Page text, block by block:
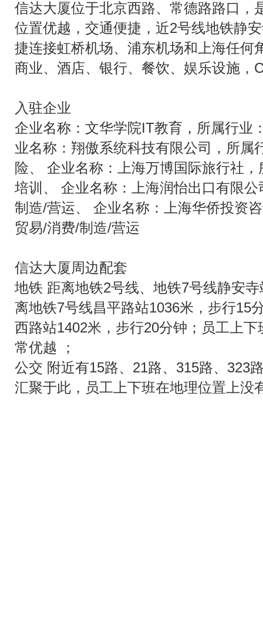
信达大厦位于北京西路、常德路路口，
位置优越，交通便捷，近2号线地铁静
捷连接虹桥机场、浦东机场和上海任何
商业、酒店、银行、餐饮、娱乐设施，
入驻企业
企业名称：文华学院IT教育，所属行业
业名称：翔傲系统科技有限公司，所属
险、 企业名称：上海万博国际旅行社
培训、 企业名称：上海润怡出口有限
制造/营运、 企业名称：上海华侨投资
贸易/消费/制造/营运
信达大厦周边配套
地铁 距离地铁2号线、地铁7号线静安
离地铁7号线昌平路站1036米，步行15
西路站1402米，步行20分钟；员工上
常优越 ；
公交 附近有15路、21路、315路、323
汇聚于此，员工上下班在地理位置上没